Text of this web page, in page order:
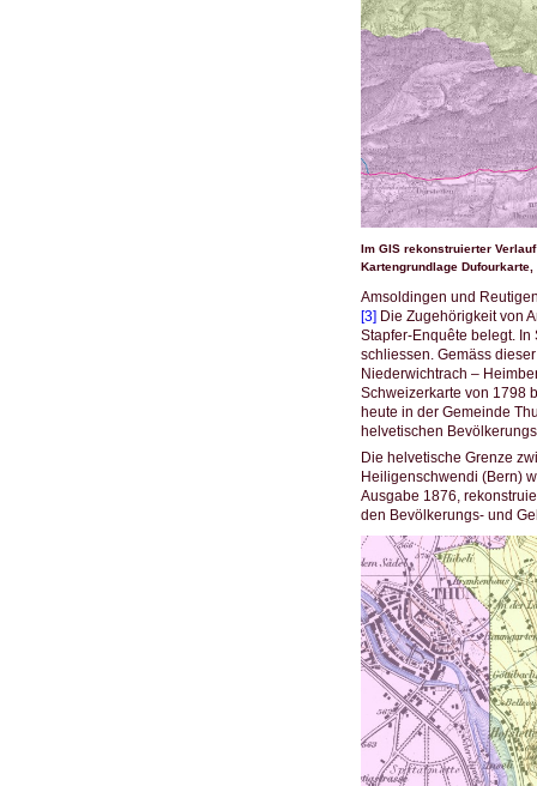
Im GIS rekonstruierter
Kartengrundlage
Amsoldingen und
[3]Die Zugehörigkeit von
Stapfer-Enquête belegt.
schliessen. Gemäss
Niederwichtrach –
Schweizerkarte von 1798
heute in der Gemeinde
helvetischen
Die helvetische Grenze
Heiligenschwendi (Bern)
Ausgabe 1876,
den Bevölkerungs- und